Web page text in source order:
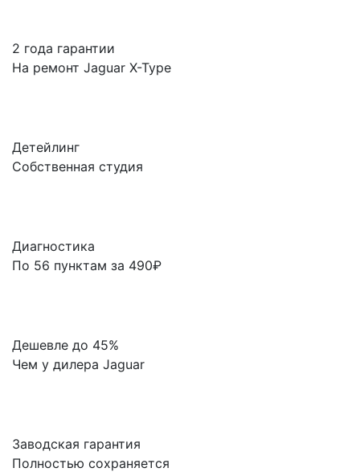
2 года гарантии
На ремонт Jaguar X-Type
Детейлинг
Собственная студия
Диагностика
По 56 пунктам за 490₽
Дешевле до 45%
Чем у дилера Jaguar
Заводская гарантия
Полностью сохраняется